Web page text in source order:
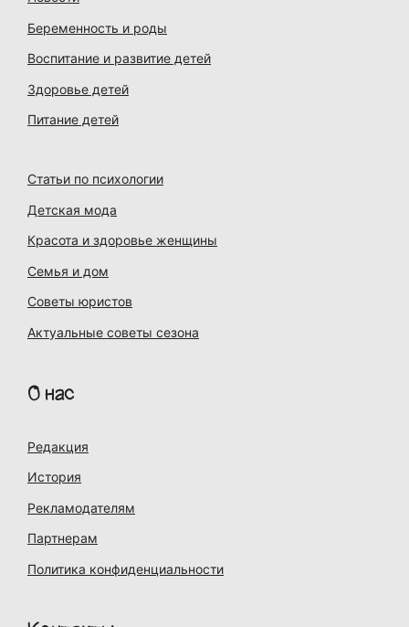
Беременность и роды
Воспитание и развитие детей
Здоровье детей
Питание детей
Статьи по психологии
Детская мода
Красота и здоровье женщины
Семья и дом
Советы юристов
Актуальные советы сезона
О нас
Редакция
История
Рекламодателям
Партнерам
Политика конфиденциальности